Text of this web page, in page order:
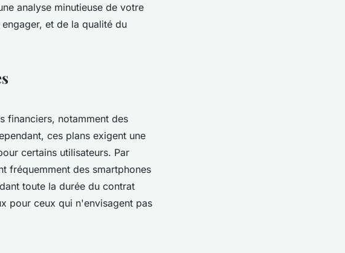
analyse minutieuse de votre
et de la qualité du
financiers, notamment des
ces plans exigent une
certains utilisateurs. Par
fréquemment des smartphones
toute la durée du contrat
pour ceux qui n'envisagent pas